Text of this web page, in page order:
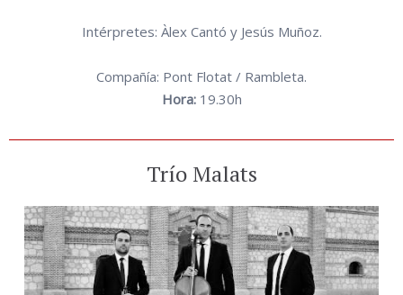
Intérpretes: Àlex Cantó y Jesús Muñoz.
Compañía: Pont Flotat / Rambleta.
Hora:19.30h
Trío Malats